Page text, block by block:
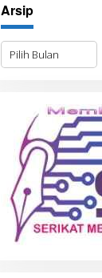
Arsip
A
s